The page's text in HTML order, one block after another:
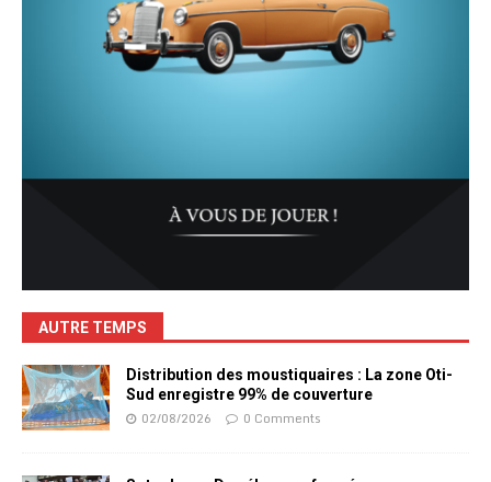
AUTRE TEMPS
Distribution des moustiquaires : La zone Oti-
Sud enregistre 99% de couverture
02/08/2026 0 Comments